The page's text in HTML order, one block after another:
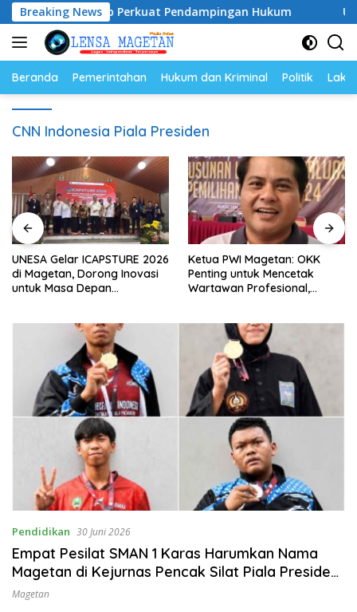
Langsung
ke
konten
Breaking News
Siap Perkuat Pendampingan Hukum UNESA
Beranda Pemerintahan Hukum dan Kriminal Politik
CNN Indonesia Piala Presiden
UNESA Gelar ICAPSTURE 2026
di Magetan, Dorong Inovasi
untuk Masa Depan
Ketua PWI Magetan: OKK
Penting untuk Mencetak
Wartawan Profesional,
Pendidikan 30 Juni 2026
Empat Pesilat SMAN 1 Karas Harumkan Nama
Magetan di Kejurnas Pencak Silat Piala Presiden
RI 2026
Magetan